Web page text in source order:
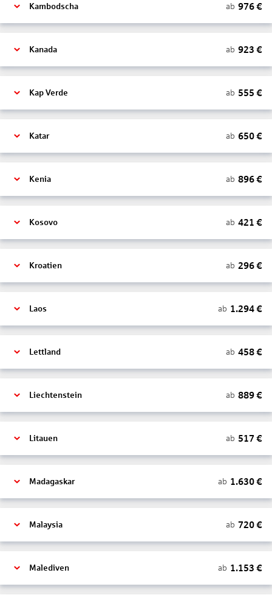
Kambodscha ab 976€
Kanada ab 923 €
Kap Verde ab 555 €
Katar ab 650€
Kenia ab 896€
Kosovo ab 421 €
Kroatien ab 296€
Laos ab 1.294€
Lettland ab 458€
Liechtenstein ab 889€
Litauen ab 517 €
Madagaskar ab 1.630€
Malaysia ab 720€
Malediven ab 1.153 €